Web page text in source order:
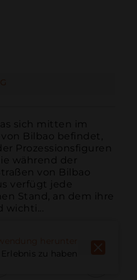
sich mitten im
Bilbao befindet,
Prozessionsfiguren
während der
von Bilbao
verfügt jede
Stand, an dem ihre
wichti...
zu haben